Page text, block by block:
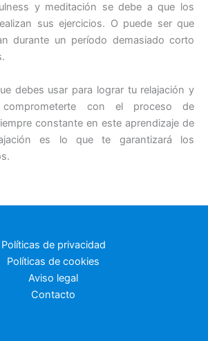
y meditación se debe a que los
sus ejercicios. O puede ser que
durante un período demasiado corto
debes usar para lograr tu relajación y
con el proceso de
constante en este aprendizaje de
es lo que te garantizará los
Políticas de privacidad
Políticas de cookies
Aviso legal
Contacto